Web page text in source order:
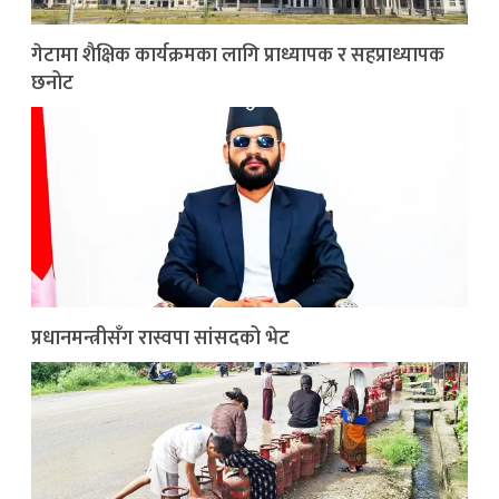
गेटामा शैक्षिक कार्यक्रमका लागि प्राध्यापक र सहप्राध्यापक
छनोट
प्रधानमन्त्रीसँग रास्वपा सांसदको भेट